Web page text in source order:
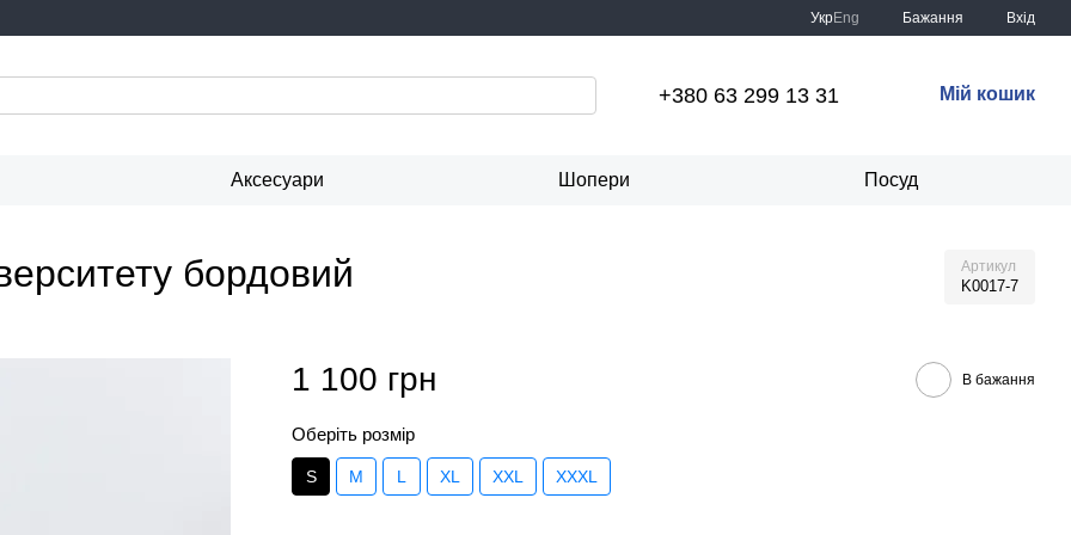
УкрEng Бажання Вхід
+380 63 299 13 31 Мій кошик
Аксесуари Шопери Посуд
бордовий Артикул
K0017-7
1 100 грн В бажання
Оберіть розмір
S M L XL XXL XXXL